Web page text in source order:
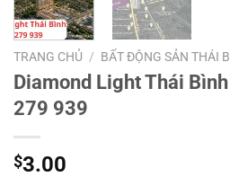
TRANG CHỦ / BẤT ĐỘNG SẢN THÁI
Diamond Light Thái
279 939
$3.00